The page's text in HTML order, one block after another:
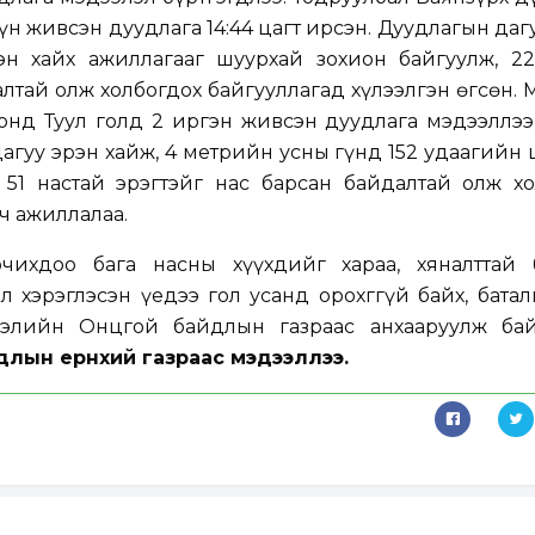
живсэн дуудлага 14:44 цагт ирсэн. Дуудлагын
хайх ажиллагааг шуурхай зохион байгуулж,
олж холбогдох байгууллагад хүлээлгэн өгсөн.
Туул голд 2 иргэн живсэн дуудлага
эрэн хайж, 4 метрийн усны гүнд 152 удаагийн
настай эрэгтэйг нас барсан байдалтай олж
ажиллалаа.
бага насны хүүхдийг хараа, хяналттай
хэрэглэсэн үедээ гол усанд орохггүй байх,
Онцгой байдлын газраас анхааруулж
ерөнхий газраас мэдээллээ.